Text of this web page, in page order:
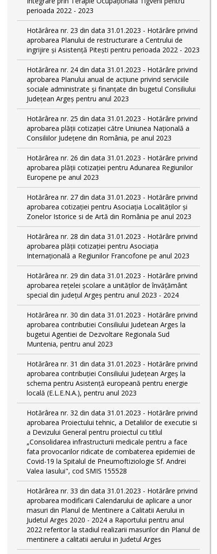
perioada 2022 - 2023
Hotărârea nr. 23 din data 31.01.2023 - Hotărâre privind
aprobarea Planului de restructurare a Centrului de
ingrijire şi Asistenţă Piteşti pentru perioada 2022 - 2023
Hotărârea nr. 24 din data 31.01.2023 - Hotărâre privind
aprobarea Planului anual de acţiune privind serviciile
sociale administrate şi finanţate din bugetul Consiliului
Judeţean Argeş pentru anul 2023
Hotărârea nr. 25 din data 31.01.2023 - Hotărâre privind
aprobarea plăţii cotizaţiei către Uniunea Naţională a
Consiliilor Judeţene din România, pe anul 2023
Hotărârea nr. 26 din data 31.01.2023 - Hotărâre privind
aprobarea plăţii cotizaţiei pentru Adunarea Regiunilor
Europene pe anul 2023
Hotărârea nr. 27 din data 31.01.2023 - Hotărâre privind
aprobarea cotizaţiei pentru Asociaţia Localităţilor şi
Zonelor Istorice si de Artă din România pe anul 2023
Hotărârea nr. 28 din data 31.01.2023 - Hotărâre privind
aprobarea plăţii cotizaţiei pentru Asociaţia
Internaţională a Regiunilor Francofone pe anul 2023
Hotărârea nr. 29 din data 31.01.2023 - Hotărâre privind
aprobarea reţelei şcolare a unităţilor de învăţământ
special din judeţul Argeş pentru anul 2023 - 2024
Hotărârea nr. 30 din data 31.01.2023 - Hotărâre privind
aprobarea contributiei Consiliului Judetean Arges la
bugetui Agentiei de Dezvoltare Regionala Sud
Muntenia, pentru anul 2023
Hotărârea nr. 31 din data 31.01.2023 - Hotărâre privind
aprobarea contribuției Consiliului Județean Argeș la
schema pentru Asistență europeană pentru energie
locală (E.L.E.N.A.), pentru anul 2023
Hotărârea nr. 32 din data 31.01.2023 - Hotărâre privind
aprobarea Proiectului tehnic, a Detaliilor de executie si
a Devizului General pentru proiectul cu titlul
„Consolidarea infrastructurii medicale pentru a face
fata provocarilor ridicate de combaterea epidemiei de
Covid-19 la Spitalul de Pneumoftiziologie Sf. Andrei
Valea Iasului", cod SMIS 155528
Hotărârea nr. 33 din data 31.01.2023 - Hotărâre privind
aprobarea modificarii Calendarului de aplicare a unor
masuri din Planul de Mentinere a Calitatii Aerului in
Judetul Arges 2020 - 2024 a Raportului pentru anul
2022 referitor la stadiul realizarii masurilor din Planul de
mentinere a calitatii aerului in Judetul Arges